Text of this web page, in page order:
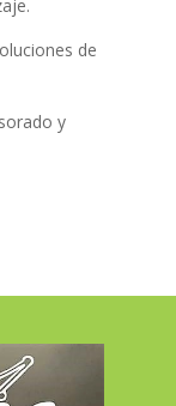
de
y